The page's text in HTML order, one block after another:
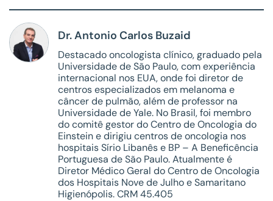
Dr. Antonio Carlos Buzaid
Destacado oncologista clínico, graduado pela
Universidade de São Paulo, com experiência
internacional nos EUA, onde foi diretor de
centros especializados em melanoma e
câncer de pulmão, além de professor na
Universidade de Yale. No Brasil, foi membro
do comitê gestor do Centro de Oncologia do
Einstein e dirigiu centros de oncologia nos
hospitais Sírio Libanês e BP – A Beneficência
Portuguesa de São Paulo. Atualmente é
Diretor Médico Geral do Centro de Oncologia
dos Hospitais Nove de Julho e Samaritano
Higienópolis. CRM 45.405